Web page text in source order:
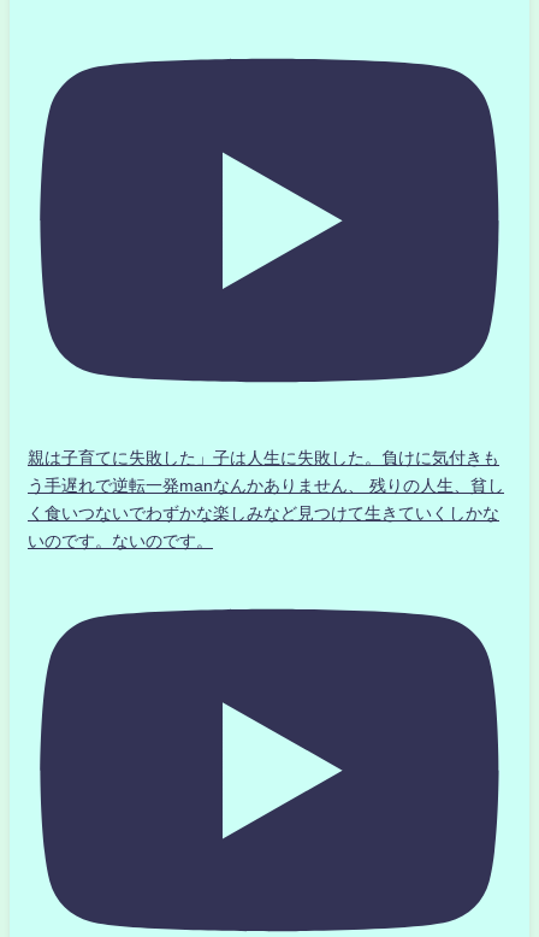
親は子育てに失敗した」子は人生に失敗した。負けに気付きも
う手遅れで逆転一発manなんかありません、 残りの人生、貧し
く食いつないでわずかな楽しみなど見つけて生きていくしかな
いのです。ないのです。